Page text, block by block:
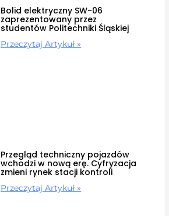
Bolid elektryczny SW-06
zaprezentowany przez
studentów Politechniki Śląskiej
Przeczytaj Artykuł »
Przegląd techniczny pojazdów
wchodzi w nową erę. Cyfryzacja
zmieni rynek stacji kontroli
Przeczytaj Artykuł »